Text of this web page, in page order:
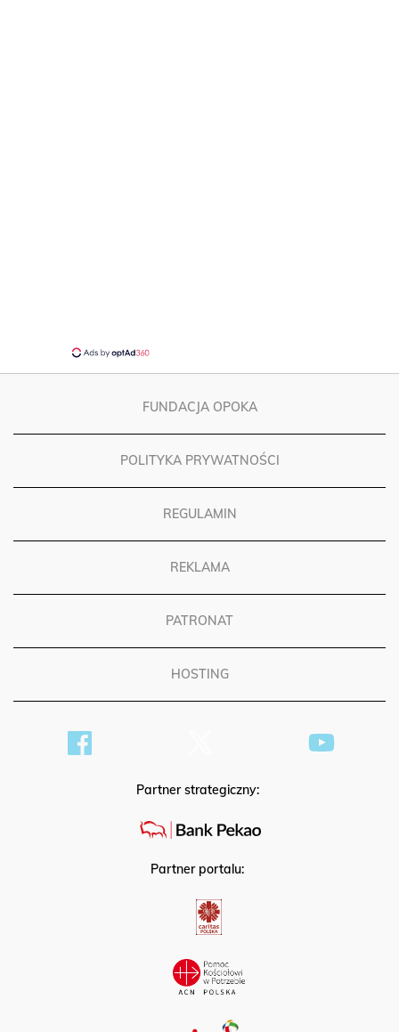
FUNDACJA OPOKA
POLITYKA PRYWATNOŚCI
REGULAMIN
REKLAMA
PATRONAT
HOSTING
Partner strategiczny:
Partner portalu: